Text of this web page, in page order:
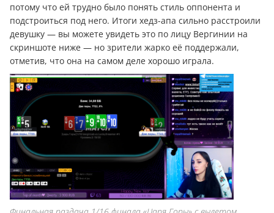
потому что ей трудно было понять стиль оппонента и
подстроиться под него. Итоги хедз-апа сильно расстроили
девушку — вы можете увидеть это по лицу Вергинии на
скриншоте ниже — но зрители жарко её поддержали,
отметив, что она на самом деле хорошо играла.